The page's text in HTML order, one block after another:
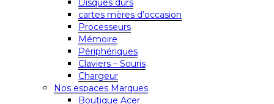
Disques durs
cartes mères d’occasion
Processeurs
Mémoire
Périphériques
Claviers – Souris
Chargeur
Nos espaces Marques
Boutique Acer